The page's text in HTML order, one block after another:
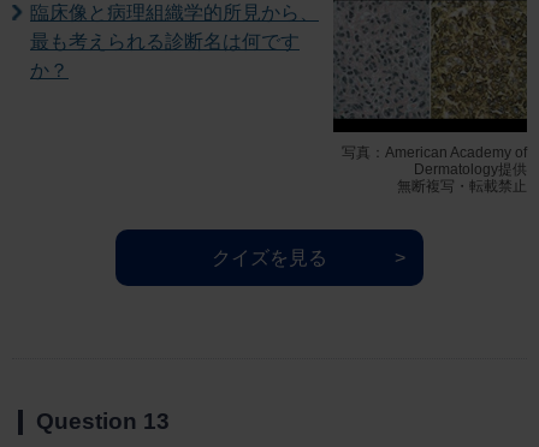
臨床像と病理組織学的所見から、
最も考えられる診断名は何です
か？
写真：American Academy of
Dermatology提供
無断複写・転載禁止
クイズを見る
Question 13